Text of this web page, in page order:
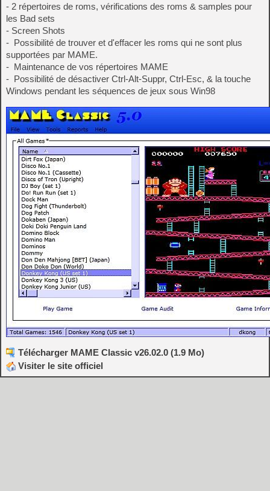
- 2 répertoires de roms, vérifications des roms & samples pour
les Bad sets
- Screen Shots
- Possibilité de trouver et d'effacer les roms qui ne sont plus
supportées par MAME.
- Maintenance de vos répertoires MAME
- Possibilité de désactiver Ctrl-Alt-Suppr, Ctrl-Esc, & la touche
Windows pendant les séquences de jeux sous Win98
Télécharger MAME Classic v26.02.0 (1.9 Mo)
Visiter le site officiel